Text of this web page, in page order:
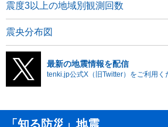
震度3以上の地域別観測回数
震央分布図
最新の地震情報を配信
tenki.jp公式X（旧Twitter）をご利用く
「知る防災」地震